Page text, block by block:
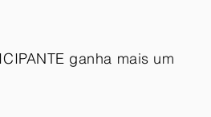
ganha mais um